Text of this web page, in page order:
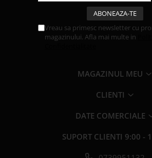
Vreau sa primesc newsletter cu
magazinului. Afla mai multe in
MAGAZINUL MEU
CLIENTI
DATE COMERCIALE
SUPORT CLIENTI 9:00 -